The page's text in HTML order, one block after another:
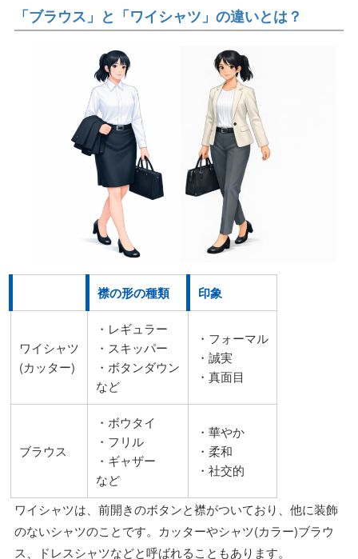
「ブラウス」と「ワイシャツ」の違いとは？
襟の形の種類 印象
ワイシャツ
(カッター)
・レギュラー
・スキッパー
・ボタンダウン
など
・フォーマル
・誠実
・真面目
ブラウス
・ボウタイ
・フリル
・ギャザー
など
・華やか
・柔和
・社交的
ワイシャツは、前開きのボタンと襟がついており、他に装飾
のないシャツのことです。カッターやシャツ(カラー)ブラウ
ス、ドレスシャツなどと呼ばれることもあります。